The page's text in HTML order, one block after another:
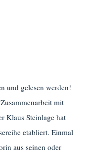
und gelesen werden!
mit
Klaus Steinlage hat
etabliert. Einmal
aus seinen oder